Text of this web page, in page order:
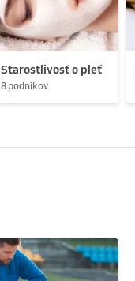
Starostlivosť o pleť
8 podnikov